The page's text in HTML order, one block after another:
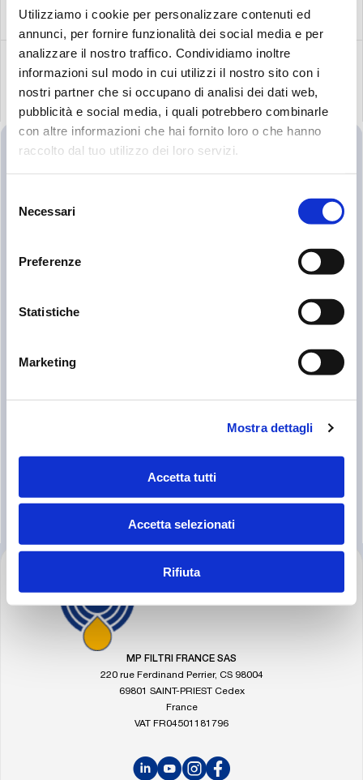
Utilizziamo i cookie per personalizzare contenuti ed
annunci, per fornire funzionalità dei social media e per
analizzare il nostro traffico. Condividiamo inoltre
informazioni sul modo in cui utilizzi il nostro sito con i
nostri partner che si occupano di analisi dei dati web,
pubblicità e social media, i quali potrebbero combinarle
con altre informazioni che hai fornito loro o che hanno
raccolto dal tuo utilizzo dei loro servizi.
delNecessari
Preferenze
Statistiche
Marketing
Mostra dettagli
Accetta tutti
Accetta selezionati
Rifiuta
Recherche:
PRODUITS ASSOCIÉS
FLACONS D’ÉCHANTILLONNAGE
FOOTER
la
page
d'accueil
MP FILTRI FRANCE SAS
220 rue Ferdinand Perrier, CS 98004
69801 SAINT-PRIEST Cedex
France
VAT FR04501181796
LinkedInYouTubeInstagramFacebook